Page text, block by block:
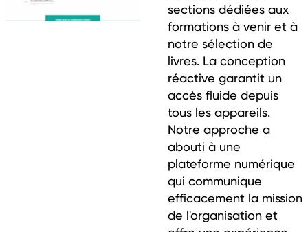
sections dédiées aux
formations à venir et à
notre sélection de
livres. La conception
réactive garantit un
accès fluide depuis
tous les appareils.
Notre approche a
abouti à une
plateforme numérique
qui communique
efficacement la mission
de l'organisation et